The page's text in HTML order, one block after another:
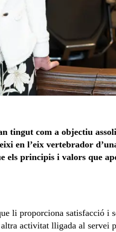
com a objectiu
en l’eix vertebrador
els principis i valors que
li proporciona satisfacció i
activitat lligada al servei